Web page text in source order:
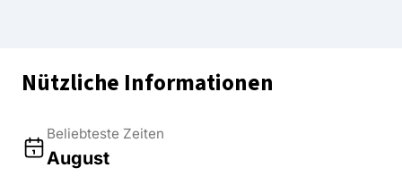
Nützliche Informationen
Beliebteste Zeiten
August